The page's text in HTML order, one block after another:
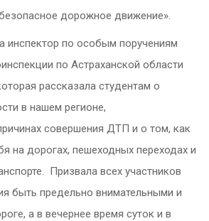
дорожное движение».
инспектор по особым поручениям
по Астраханской области
рассказала студентам о
в нашем регионе,
совершения ДТП и о том, как
на дорогах, пешеходных переходах и
Призвала всех участников
быть предельно внимательными и
а в вечернее время суток и в